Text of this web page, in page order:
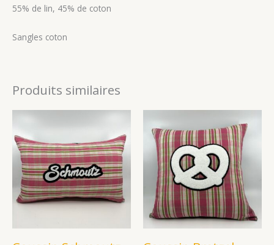
55% de lin, 45% de coton
Sangles coton
Produits similaires